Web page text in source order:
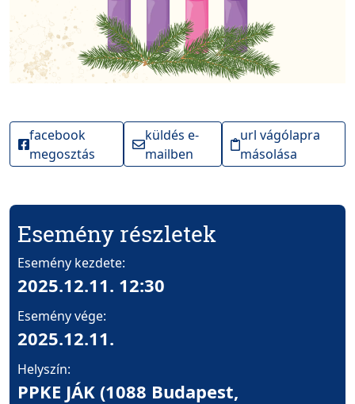
facebook
megosztás
küldés e-
mailben
url vágólapra
másolása
Esemény részletek
Esemény kezdete:
2025.12.11. 12:30
Esemény vége:
2025.12.11.
Helyszín:
PPKE JÁK (1088 Budapest,